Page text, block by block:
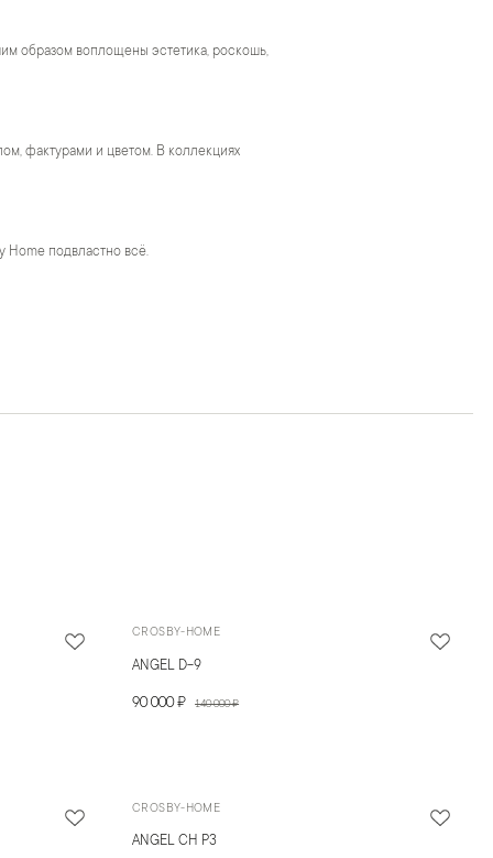
образом воплощены эстетика, роскошь,
фактурами и цветом. В коллекциях
подвластно всё.
CROSBY-HOME
ANGEL D-9
90 000 ₽ 140 000 ₽
CROSBY-HOME
ANGEL CH P3